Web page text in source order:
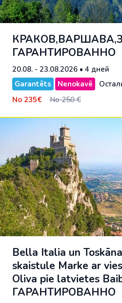
ГАРАНТИРОВАННО
20.08. - 23.08.2026 • 4 дней
Garantēts
Nenokavē
No 235€ No 250 €
Bella Italia un
skaistule Marke ar
Oliva pie latvietes
ГАРАНТИРОВАННО